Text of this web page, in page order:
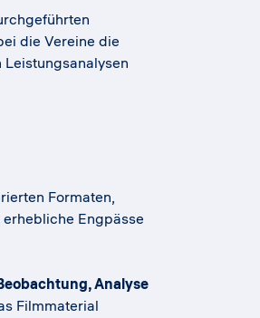
die Vereine die
Formaten,
Engpässe
Analyse
Filmmaterial